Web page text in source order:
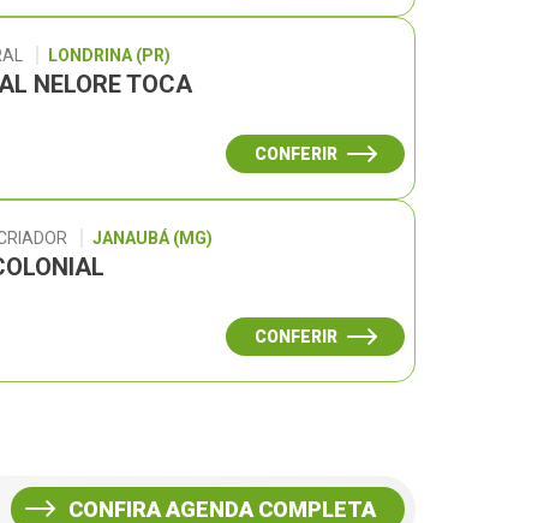
LONDRINA (PR)
NELORE TOCA
CONFERIR
JANAUBÁ (MG)
CONFERIR
CONFIRA AGENDA COMPLETA